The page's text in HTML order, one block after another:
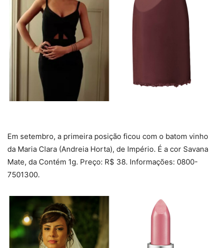
Em setembro, a primeira posição ficou com o batom vinho
da Maria Clara (Andreia Horta), de Império. É a cor Savana
Mate, da Contém 1g. Preço: R$ 38. Informações: 0800-
7501300.